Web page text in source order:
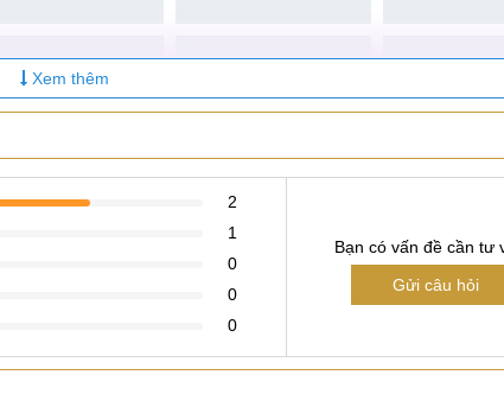
Xem thêm
2
1
0
0
0
Bạn có vấn đề cần tư
Gửi câu hỏi